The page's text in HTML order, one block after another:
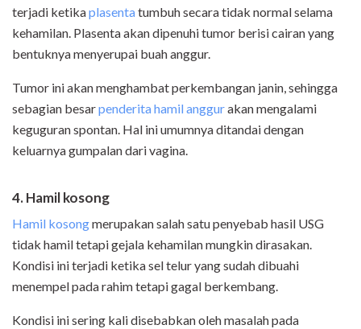
terjadi ketikaplasentatumbuh secara tidak normal selama
kehamilan. Plasenta akan dipenuhi tumor berisi cairan yang
bentuknya menyerupai buah anggur.
Tumor ini akan menghambat perkembangan janin, sehingga
sebagian besarpenderita hamil anggurakan mengalami
keguguran spontan. Hal ini umumnya ditandai dengan
keluarnya gumpalan dari vagina.
4. Hamil kosong
Hamil kosongmerupakan salah satu penyebab hasil USG
tidak hamil tetapi gejala kehamilan mungkin dirasakan.
Kondisi ini terjadi ketika sel telur yang sudah dibuahi
menempel pada rahim tetapi gagal berkembang.
Kondisi ini sering kali disebabkan oleh masalah pada